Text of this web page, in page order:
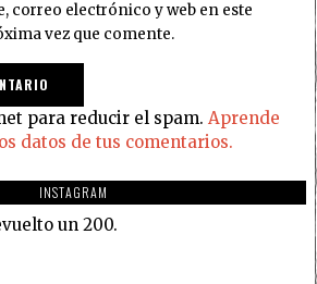
correo electrónico y web en este
vez que comente.
para reducir el spam. Aprende
datos de tus comentarios.
INSTAGRAM
un 200.